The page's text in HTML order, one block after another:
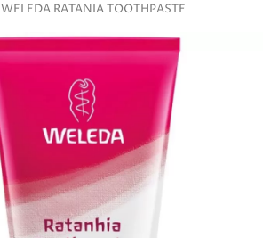
WELEDA RATANIA TOOTHPASTE